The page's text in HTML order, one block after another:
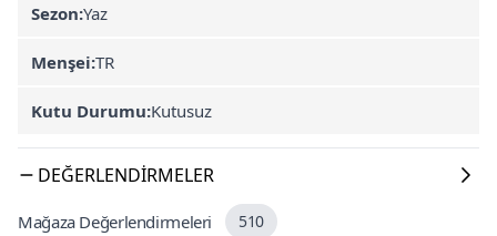
Sezon:Yaz
Menşei:TR
Kutu Durumu:Kutusuz
DEĞERLENDIRMELER
Mağaza Değerlendirmeleri 510